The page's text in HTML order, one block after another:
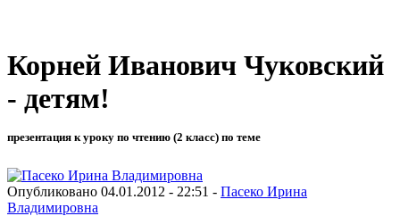
Корней Иванович Чуковский
- детям!
презентация к уроку по чтению (2 класс) по теме
Опубликовано 04.01.2012 - 22:51 - Пасеко Ирина
Владимировна